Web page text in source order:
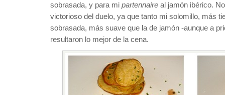
sobrasada, y para mi partennaire al jamón ibérico.
victorioso del duelo, ya que tanto mi solomillo, más
sobrasada, más suave que la de jamón -aunque a
resultaron lo mejor de la cena.